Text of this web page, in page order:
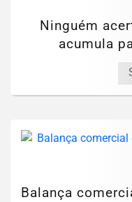
Ninguém
acumula
Balança